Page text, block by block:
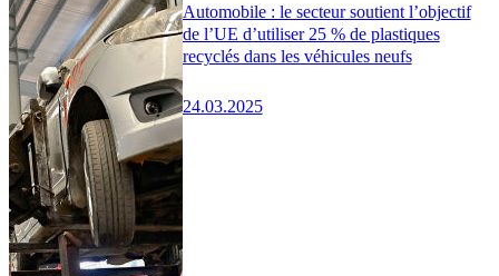
Automobile : le secteur soutient l’objectif
de l’UE d’utiliser 25 % de plastiques
recyclés dans les véhicules neufs
24.03.2025